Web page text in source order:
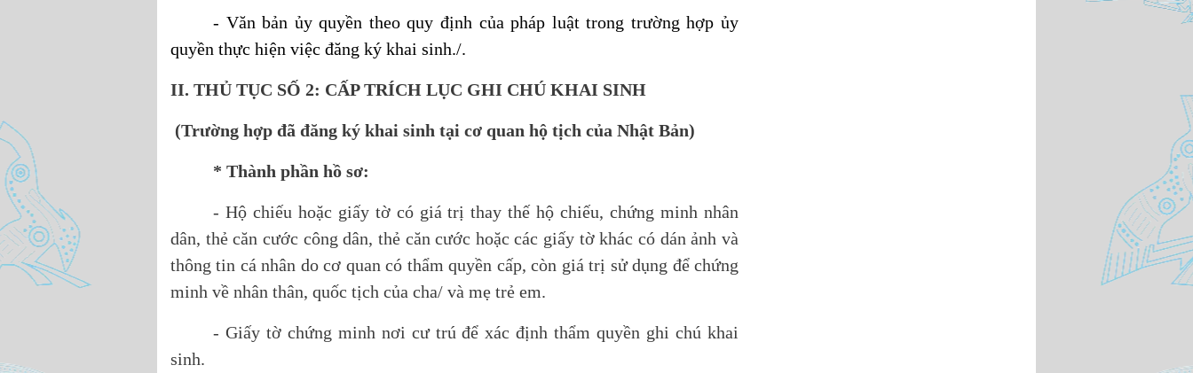
- Văn bản ủy quyền theo quy định của pháp luật trong trường hợp ủy
quyền thực hiện việc đăng ký khai sinh./.
II. THỦ TỤC SỐ 2: CẤP TRÍCH LỤC GHI CHÚ KHAI SINH
(Trường hợp đã đăng ký khai sinh tại cơ quan hộ tịch của Nhật Bản)
* Thành phần hồ sơ:
- Hộ chiếu hoặc giấy tờ có giá trị thay thế hộ chiếu, chứng minh nhân
dân, thẻ căn cước công dân, thẻ căn cước hoặc các giấy tờ khác có dán ảnh và
thông tin cá nhân do cơ quan có thẩm quyền cấp, còn giá trị sử dụng để chứng
minh về nhân thân, quốc tịch của cha/ và mẹ trẻ em.
- Giấy tờ chứng minh nơi cư trú để xác định thẩm quyền ghi chú khai
sinh.